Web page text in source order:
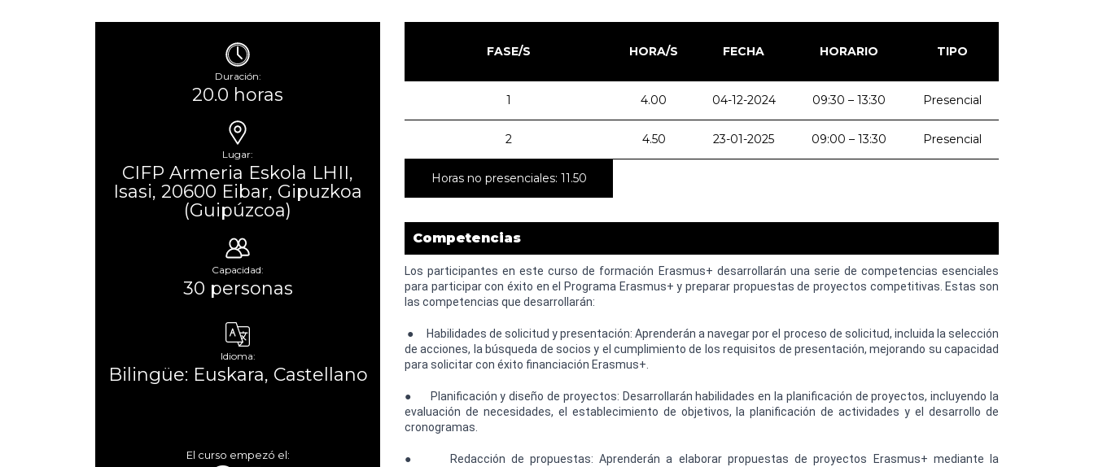
Duración:
20.0 horas
Lugar:
CIFP Armeria Eskola LHII,
Isasi, 20600 Eibar, Gipuzkoa
(Guipúzcoa)
Capacidad:
30 personas
Idioma:
Bilingüe: Euskara, Castellano
El curso empezó el:
FASE/S HORA/S FECHA HORARIO TIPO
1 4.00 04-12-2024 09:30 – 13:30 Presencial
2 4.50 23-01-2025 09:00 – 13:30 Presencial
Horas no presenciales: 11.50
Competencias
Los participantes en este curso de formación Erasmus+ desarrollarán una serie de competencias esenciales
para participar con éxito en el Programa Erasmus+ y preparar propuestas de proyectos competitivas. Estas son
las competencias que desarrollarán:
●
Habilidades de solicitud y presentación: Aprenderán a navegar por el proceso de solicitud, incluida la selección
de acciones, la búsqueda de socios y el cumplimiento de los requisitos de presentación, mejorando su capacidad
para solicitar con éxito financiación Erasmus+.
●
Planificación y diseño de proyectos: Desarrollarán habilidades en la planificación de proyectos, incluyendo la
evaluación de necesidades, el establecimiento de objetivos, la planificación de actividades y el desarrollo de
cronogramas.
●
Redacción de propuestas: Aprenderán a elaborar propuestas de proyectos Erasmus+ mediante la